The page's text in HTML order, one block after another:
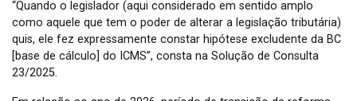
“Quando o legislador (aqui considerado em sentido amplo
como aquele que tem o poder de alterar a legislação tributária)
quis, ele fez expressamente constar hipótese excludente da BC
[base de cálculo] do ICMS”, consta na Solução de Consulta
23/2025.